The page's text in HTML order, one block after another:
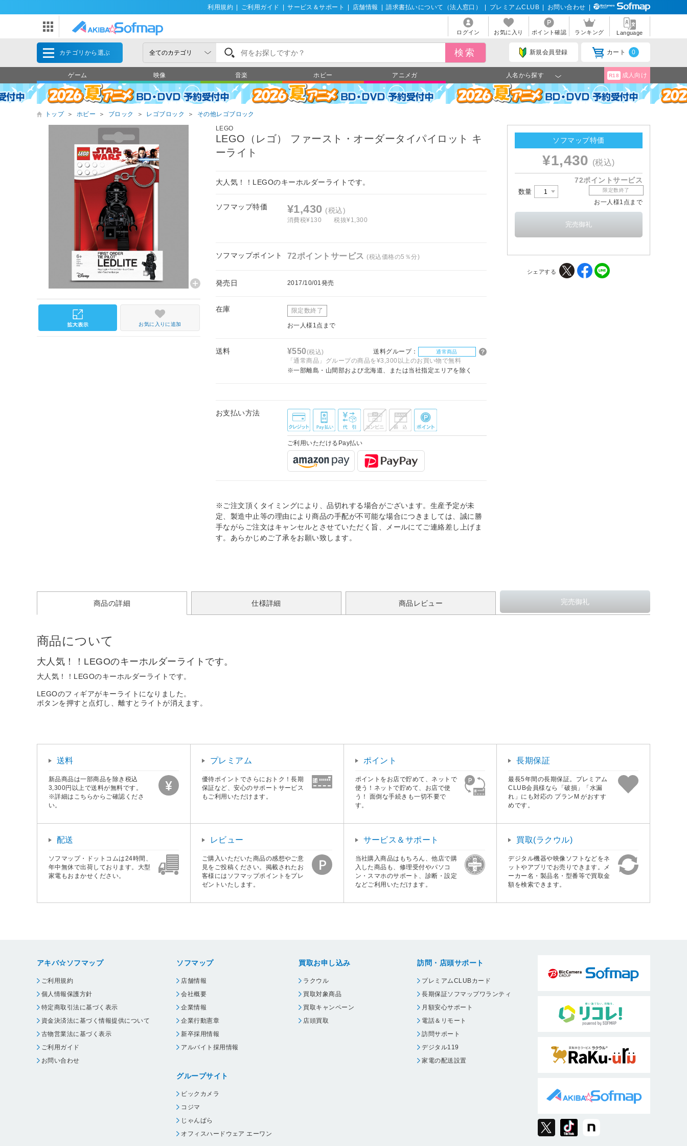
利用規約 ご利用ガイド サービス＆サポート 店舗情報 請求書払いについて（法人窓口） プレミアムCLUB お問い合わせ
ログイン お気に入り ポイント確認 ランキング Language
カテゴリから選ぶ 新規会員登録 カート 0
ゲーム 映像 音楽 ホビー アニメガ 人名から探す R18 成人向け
トップ ＞ ホビー ＞ ブロック ＞ レゴブロック ＞
その他レゴブロック
LEGO
LEGO（レゴ） ファースト・オーダータイパイロット キ
ーライト
大人気！！LEGOのキーホルダーライトです。
ソフマップ特価 ¥1,430 (税込)
消費税¥130 税抜¥1,300
ソフマップポイント 72ポイントサービス(税込価格の5％分)
発売日 2017/10/01発売
在庫 限定数終了
お一人様1点まで
送料 ¥550(税込) 送料グループ： 通常商品
「通常商品」グループの商品を¥3,300以上のお買い物で無料
※一部離島・山間部および北海道、または当社指定エリアを除く
お支払い方法
ご利用いただけるPay払い
※ご注文頂くタイミングにより、品切れする場合がございます。生産予定が未
定、製造中止等の理由により商品の手配が不可能な場合につきましては、誠に勝
手ながらご注文はキャンセルとさせていただく旨、メールにてご連絡差し上げま
す。あらかじめご了承をお願い致します。
お気に入りに追加
ソフマップ特価
¥1,430 (税込)
72ポイントサービス
数量 限定数終了
お一人様1点まで
シェアする
商品の詳細 仕様詳細 商品レビュー
商品について
大人気！！LEGOのキーホルダーライトです。
大人気！！LEGOのキーホルダーライトです。
LEGOのフィギアがキーライトになりました。
ボタンを押すと点灯し、離すとライトが消えます。
送料
新品商品は一部商品を除き税込
3,300円以上で送料が無料です。
※詳細はこちらからご確認くださ
い。
プレミアム
優待ポイントでさらにおトク！長期
保証など、安心のサポートサービス
もご利用いただけます。
ポイント
ポイントをお店で貯めて、ネットで
使う！ネットで貯めて、お店で使
う！ 面倒な手続きも一切不要で
す。
長期保証
最長5年間の長期保証。プレミアム
CLUB会員様なら「破損」「水漏
れ」にも対応の プランM がおすす
めです。
配送
ソフマップ・ドットコムは24時間、
年中無休で出荷しております。大型
家電もおまかせください。
レビュー
ご購入いただいた商品の感想やご意
見をご投稿ください。掲載されたお
客様にはソフマップポイントをプレ
ゼントいたします。
サービス＆サポート
当社購入商品はもちろん、他店で購
入した商品も、修理受付やパソコ
ン・スマホのサポート、診断・設定
などご利用いただけます。
買取(ラクウル)
デジタル機器や映像ソフトなどをネ
ットやアプリでお売りできます。メ
ーカー名・製品名・型番等で買取金
額を検索できます。
アキバ☆ソフマップ
ご利用規約
個人情報保護方針
特定商取引法に基づく表示
資金決済法に基づく情報提供について
古物営業法に基づく表示
ご利用ガイド
お問い合わせ
ソフマップ
店舗情報
会社概要
企業情報
企業行動憲章
新卒採用情報
アルバイト採用情報
グループサイト
ビックカメラ
コジマ
じゃんぱら
オフィスハードウェア エーワン
買取お申し込み
ラクウル
買取対象商品
買取キャンペーン
店頭買取
訪問・店頭サポート
プレミアムCLUBカード
長期保証ソフマップワランティ
月額安心サポート
電話＆リモート
訪問サポート
デジタル119
家電の配送設置